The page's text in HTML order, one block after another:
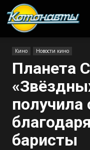
Кино Новости кино
Планета
получила
баристы